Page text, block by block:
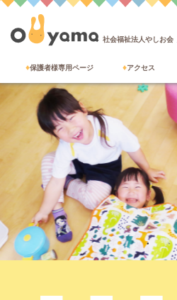
社会福祉法人やしお会
保護者様専用ページ アクセス